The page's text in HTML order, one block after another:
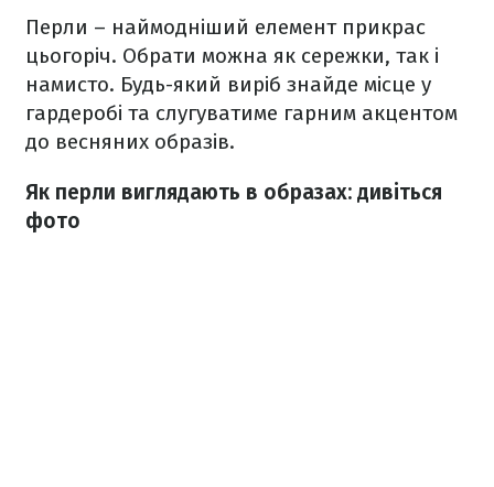
Перли – наймодніший елемент прикрас
цьогоріч. Обрати можна як сережки, так і
намисто. Будь-який виріб знайде місце у
гардеробі та слугуватиме гарним акцентом
до весняних образів.
Як перли виглядають в образах: дивіться
фото